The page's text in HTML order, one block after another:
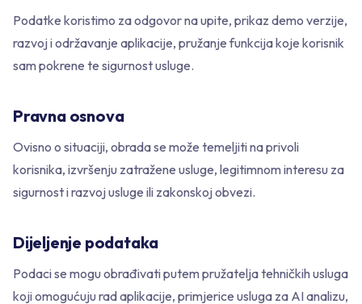
Podatke koristimo za odgovor na upite, prikaz demo verzije,
razvoj i održavanje aplikacije, pružanje funkcija koje korisnik
sam pokrene te sigurnost usluge.
Pravna osnova
Ovisno o situaciji, obrada se može temeljiti na privoli
korisnika, izvršenju zatražene usluge, legitimnom interesu za
sigurnost i razvoj usluge ili zakonskoj obvezi.
Dijeljenje podataka
Podaci se mogu obrađivati putem pružatelja tehničkih usluga
koji omogućuju rad aplikacije, primjerice usluga za AI analizu,